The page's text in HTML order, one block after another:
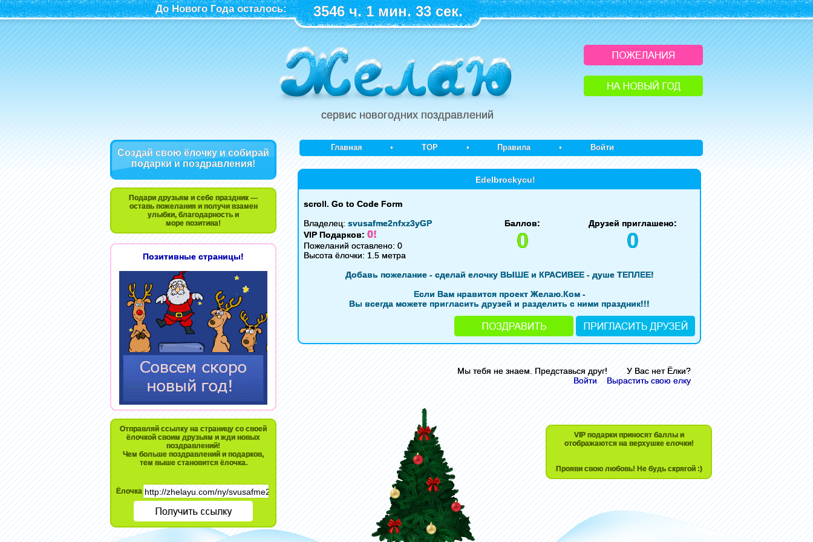
До Нового Года осталось: 3546 ч. 1 мин. 33 сек.
сервис новогодних поздравлений
Создай свою ёлочку и собирай
подарки и поздравления!
Подари друзьям и себе праздник —
оставь пожелания и получи взамен
улыбки, благодарность и
море позитива!
Позитивные страницы!
Отправляй ссылку на страницу со своей
ёлочкой своим друзьям и жди новых
поздравлений!
Чем больше поздравлений и подарков,
тем выше становится ёлочка.
Ёлочка
Главная • TOP • Правила • Войти
Edelbrockycu!
scroll. Go to Code Form
Владелец: svusafme2nfxz3yGP
VIP Подарков: 0!
Пожеланий оставлено: 0
Высота ёлочки: 1.5 метра
Баллов:
0
Друзей приглашено:
0
Добавь пожелание - сделай елочку ВЫШЕ и КРАСИВЕЕ - душе ТЕПЛЕЕ!
Если Вам нравится проект Желаю.Ком -
Вы всегда можете пригласить друзей и разделить с ними праздник!!!
VIP подарки приносят баллы и
отображаются на верхушке елочки!
Прояви свою любовь! Не будь скрягой :)
Мы тебя не знаем. Представься друг! У Вас нет Ёлки?
Войти
Вырастить свою елку